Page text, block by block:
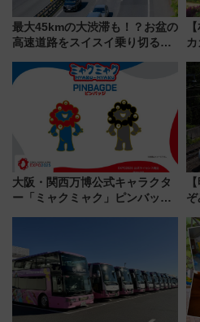
最大45kmの大渋滞も！？お盆の
高速道路をスイスイ乗り切る快
駅
大阪・関西万博公式キャラクタ
ー「ミャクミャク」ピンバッジ
雑